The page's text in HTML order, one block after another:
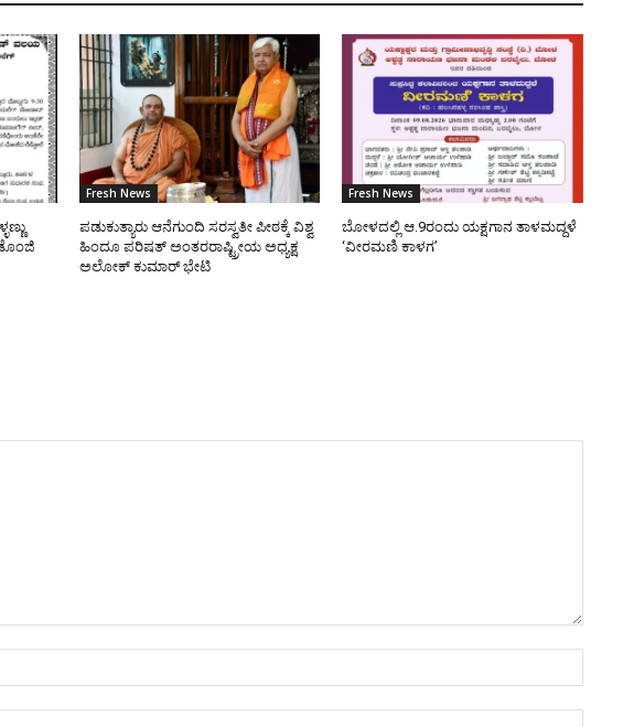
Fresh News
ಪಡುಕುತ್ಯಾರು ಆನೆಗುಂದಿ ಸರಸ್ವತೀ ಪೀಠಕ್ಕೆ ವಿಶ್ವ
ಹಿಂದೂ ಪರಿಷತ್ ಅಂತರರಾಷ್ಟ್ರೀಯ ಅಧ್ಯಕ್ಷ
ಅಲೋಕ್ ಕುಮಾರ್ ಭೇಟಿ
Fresh News
ಬೋಳದಲ್ಲಿ ಆ.9ರಂದು ಯಕ್ಷಗಾನ ತಾಳಮದ್ದಳೆ
‘ವೀರಮಣಿ ಕಾಳಗ’